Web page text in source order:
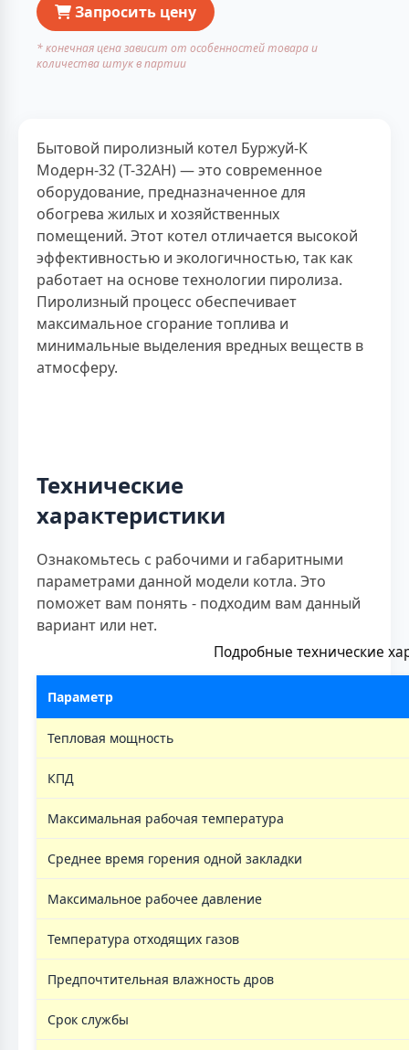
Запросить цену
* конечная цена зависит от особенностей товара и
количества штук в партии
Бытовой пиролизный котел Буржуй-К
Модерн-32 (Т-32АН) — это современное
оборудование, предназначенное для
обогрева жилых и хозяйственных
помещений. Этот котел отличается высокой
эффективностью и экологичностью, так как
работает на основе технологии пиролиза.
Пиролизный процесс обеспечивает
максимальное сгорание топлива и
минимальные выделения вредных веществ в
атмосферу.
Технические
характеристики
Ознакомьтесь с рабочими и габаритными
параметрами данной модели котла. Это
поможет вам понять - подходим вам данный
вариант или нет.
Подробные технические
Параметр
Тепловая мощность
КПД
Максимальная рабочая температура
Среднее время горения одной закладки
Максимальное рабочее давление
Температура отходящих газов
Предпочтительная влажность дров
Срок службы